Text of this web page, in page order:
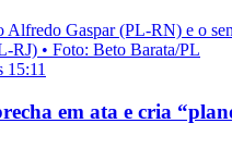
15:11
em ata e cria